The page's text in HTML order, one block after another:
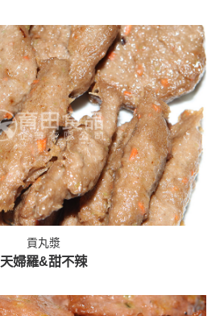
貢丸漿
天婦羅&甜不辣